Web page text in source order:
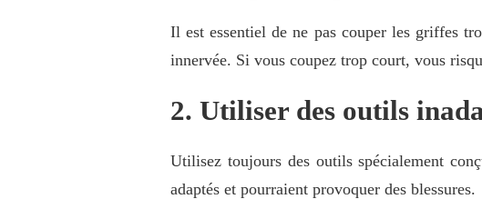
Il est essentiel de ne pas couper les griffes
innervée. Si vous coupez trop court, vous
2. Utiliser des outils
Utilisez toujours des outils spécialement
adaptés et pourraient provoquer des blessures.